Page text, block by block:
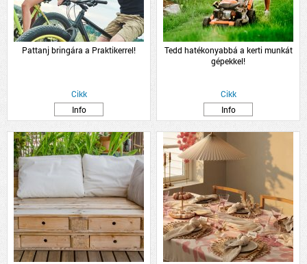
Pattanj bringára a Praktikerrel!
Cikk
Info
Tedd hatékonyabbá a kerti munkát
gépekkel!
Cikk
Info